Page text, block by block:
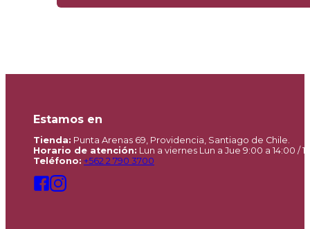
Estamos en
Tienda: Punta Arenas 69, Providencia, Santiago de Chile.
Horario de atención: Lun a viernes Lun a Jue 9:00 a 14:00 /
Teléfono: +562 2 790 3700